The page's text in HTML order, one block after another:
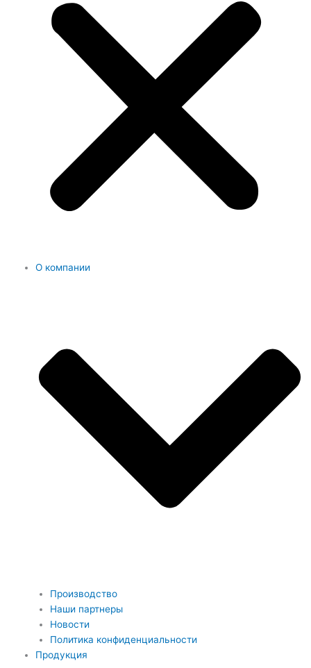
О компании
Производство
Наши партнеры
Новости
Политика конфиденциальности
Продукция